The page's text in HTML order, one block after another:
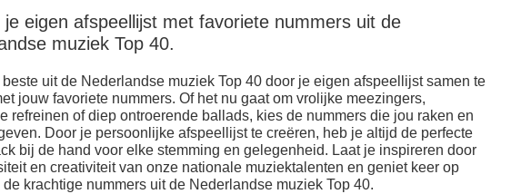
je eigen afspeellijst met favoriete nummers uit de
muziek Top 40.
uit de Nederlandse muziek Top 40 door je eigen afspeellijst samen te
jouw favoriete nummers. Of het nu gaat om vrolijke meezingers,
refreinen of diep ontroerende ballads, kies de nummers die jou raken en
Door je persoonlijke afspeellijst te creëren, heb je altijd de perfecte
bij de hand voor elke stemming en gelegenheid. Laat je inspireren door
en creativiteit van onze nationale muziektalenten en geniet keer op
de krachtige nummers uit de Nederlandse muziek Top 40.